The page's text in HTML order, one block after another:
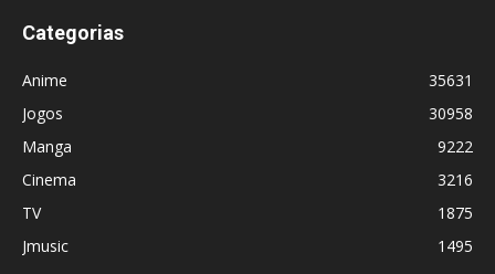
Categorias
Anime
35631
Jogos
30958
Manga
9222
Cinema
3216
TV
1875
Jmusic
1495